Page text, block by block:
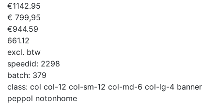
€1142.95
€ 799,95
€944.59
661.12
excl. btw
speedid: 2298
batch: 379
class: col col-12 col-sm-12 col-md-6 col-lg-4 banner
peppol notonhome